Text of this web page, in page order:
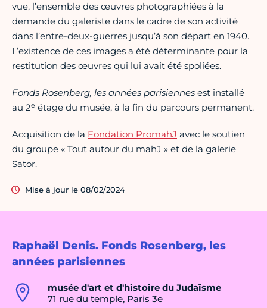
Raphaël Denis. Fonds Rosenberg, les
années parisiennes
musée d'art et d'histoire du Judaïsme
71 rue du temple, Paris 3e
vue, l’ensemble des œuvres photographiées à la
demande du galeriste dans le cadre de son activité
dans l’entre-deux-guerres jusqu’à son départ en 1940.
L’existence de ces images a été déterminante pour la
restitution des œuvres qui lui avait été spoliées.
Fonds Rosenberg, les années parisiennes est installé
au 2e étage du musée, à la fin du parcours permanent.
Acquisition de la Fondation PromahJ avec le soutien
du groupe « Tout autour du mahJ » et de la galerie
Sator.
Mise à jour le 08/02/2024